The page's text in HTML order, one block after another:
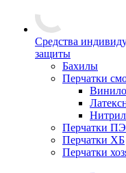
Средства
защиты
Бахилы
Перчатки
Перчатки ПЭ
Перчатки ХБ
Перчатки